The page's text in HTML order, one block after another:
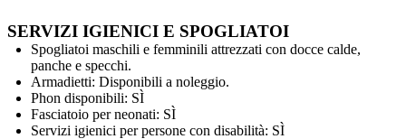
SERVIZI IGIENICI E SPOGLIATOI
Spogliatoi maschili e femminili attrezzati con docce calde,
panche e specchi.
Armadietti: Disponibili a noleggio.
Phon disponibili: SÌ
Fasciatoio per neonati: SÌ
Servizi igienici per persone con disabilità: SÌ